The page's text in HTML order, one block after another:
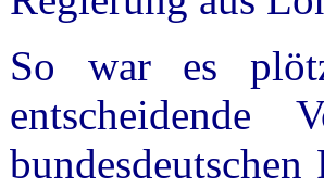
So war es
entscheidende